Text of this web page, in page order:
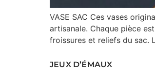
VASE SAC Ces vases
artisanale. Chaque pièce
froissures et reliefs du sac.
JEUX D’ÉMAUX